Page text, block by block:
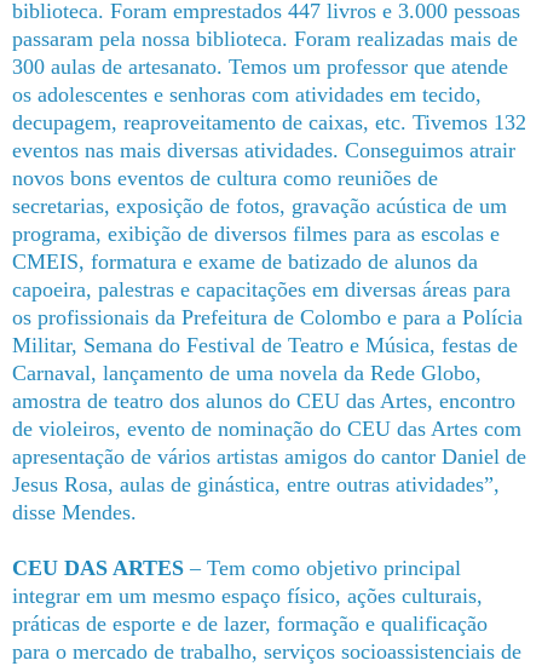
biblioteca. Foram emprestados 447 livros e 3.000 pessoas
passaram pela nossa biblioteca. Foram realizadas mais de
300 aulas de artesanato. Temos um professor que atende
os adolescentes e senhoras com atividades em tecido,
decupagem, reaproveitamento de caixas, etc. Tivemos 132
eventos nas mais diversas atividades. Conseguimos atrair
novos bons eventos de cultura como reuniões de
secretarias, exposição de fotos, gravação acústica de um
programa, exibição de diversos filmes para as escolas e
CMEIS, formatura e exame de batizado de alunos da
capoeira, palestras e capacitações em diversas áreas para
os profissionais da Prefeitura de Colombo e para a Polícia
Militar, Semana do Festival de Teatro e Música, festas de
Carnaval, lançamento de uma novela da Rede Globo,
amostra de teatro dos alunos do CEU das Artes, encontro
de violeiros, evento de nominação do CEU das Artes com
apresentação de vários artistas amigos do cantor Daniel de
Jesus Rosa, aulas de ginástica, entre outras atividades”,
disse Mendes.
CEU DAS ARTES – Tem como objetivo principal
integrar em um mesmo espaço físico, ações culturais,
práticas de esporte e de lazer, formação e qualificação
para o mercado de trabalho, serviços socioassistenciais de